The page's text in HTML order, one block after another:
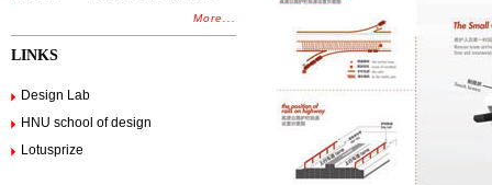
More...
LINKS
Design Lab
HNU school of design
Lotusprize